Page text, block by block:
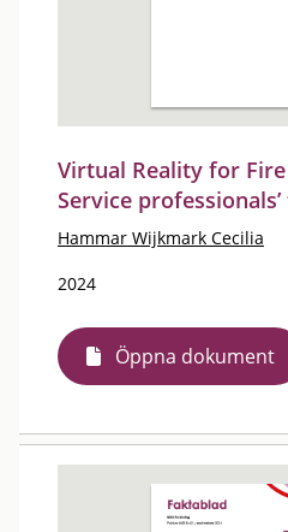
Virtual Reality for Fire
Service
Hammar Wijkmark Cecilia
2024
Öppna dokument